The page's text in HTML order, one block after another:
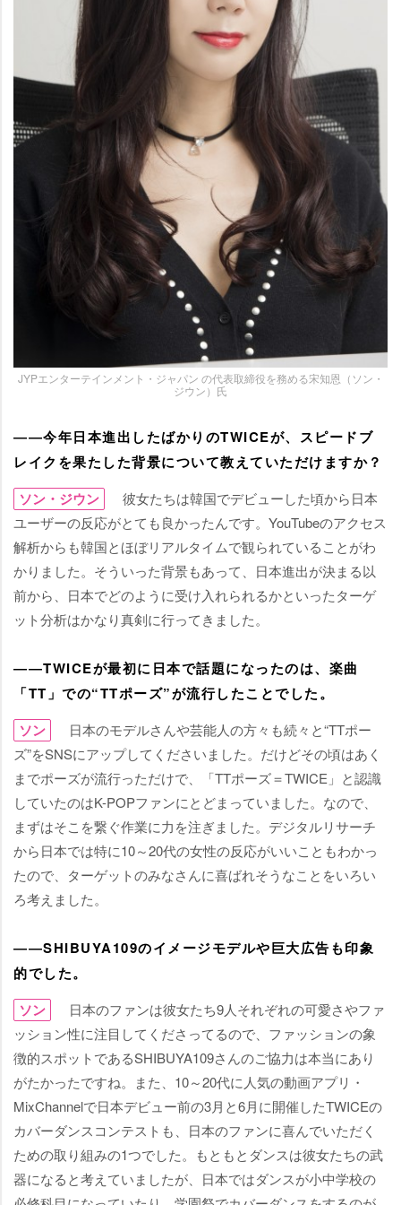
JYPエンターテインメント・ジャパン の代表取締役を務める宋知恩（ソン・
ジウン）氏
――今年日本進出したばかりのTWICEが、スピードブ
レイクを果たした背景について教えていただけますか？
ソン・ジウン
彼女たちは韓国でデビューした頃から日本
ユーザーの反応がとても良かったんです。YouTubeのアクセス
解析からも韓国とほぼリアルタイムで観られていることがわ
かりました。そういった背景もあって、日本進出が決まる以
前から、日本でどのように受け入れられるかといったターゲ
ット分析はかなり真剣に行ってきました。
――TWICEが最初に日本で話題になったのは、楽曲
「TT」での“TTポーズ”が流行したことでした。
ソン
日本のモデルさんや芸能人の方々も続々と“TTポー
ズ”をSNSにアップしてくださいました。だけどその頃はあく
までポーズが流行っただけで、「TTポーズ＝TWICE」と認識
していたのはK-POPファンにとどまっていました。なので、
まずはそこを繋ぐ作業に力を注ぎました。デジタルリサーチ
から日本では特に10～20代の女性の反応がいいこともわかっ
たので、ターゲットのみなさんに喜ばれそうなことをいろい
ろ考えました。
――SHIBUYA109のイメージモデルや巨大広告も印象
的でした。
ソン
日本のファンは彼女たち9人それぞれの可愛さやファ
ッション性に注目してくださってるので、ファッションの象
徴的スポットであるSHIBUYA109さんのご協力は本当にあり
がたかったですね。また、10～20代に人気の動画アプリ・
MixChannelで日本デビュー前の3月と6月に開催したTWICEの
カバーダンスコンテストも、日本のファンに喜んでいただく
ための取り組みの1つでした。もともとダンスは彼女たちの武
器になると考えていましたが、日本ではダンスが小中学校の